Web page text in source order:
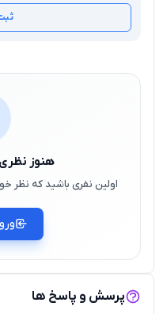
هنوز
اولین نفری باشید که نظر
پرسش و پاسخ ها